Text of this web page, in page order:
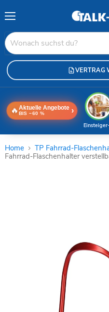
VERTRAG
🔥 Aktuelle Angebote
BIS −60 % ›
Home
TP Fahrrad-
Fahrrad-Flaschenhalter